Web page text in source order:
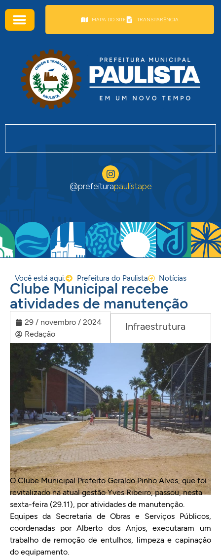
MAPA DO SITE TRANSPARÊNCIA
@prefeiturapaulistape
Você está aqui: Prefeitura do Paulista Notícias
Clube Municipal recebe
atividades de manutenção
29 / novembro / 2024
Redação
Infraestrutura
O Clube Municipal Prefeito Geraldo Pinho Alves, que foi
revitalizado na atual gestão Yves Ribeiro, passou, nesta
sexta-feira (29.11), por atividades de manutenção.
Equipes da Secretaria de Obras e Serviços Públicos,
coordenadas por Alberto dos Anjos, executaram um
trabalho de remoção de entulhos, limpeza e capinação
do equipamento.